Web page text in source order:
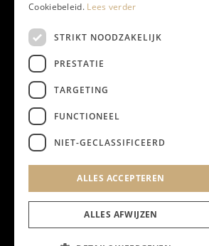
Cookiebeleid. Lees verder
STRIKT NOODZAKELIJK
PRESTATIE
TARGETING
FUNCTIONEEL
NIET-GECLASSIFICEERD
ALLES ACCEPTEREN
ALLES AFWIJZEN